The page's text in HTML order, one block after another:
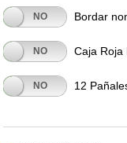
NO Bordar
NO Caja Roja
NO 12